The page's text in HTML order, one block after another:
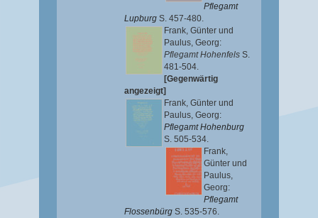
Pflegamt
Lupburg S. 457-480.
Frank, Günter und
Paulus, Georg:
Pflegamt Hohenfels S.
481-504.
[Gegenwärtig
angezeigt]
Frank, Günter und
Paulus, Georg:
Pflegamt Hohenburg
S. 505-534.
Frank,
Günter und
Paulus,
Georg:
Pflegamt
Flossenbürg S. 535-576.